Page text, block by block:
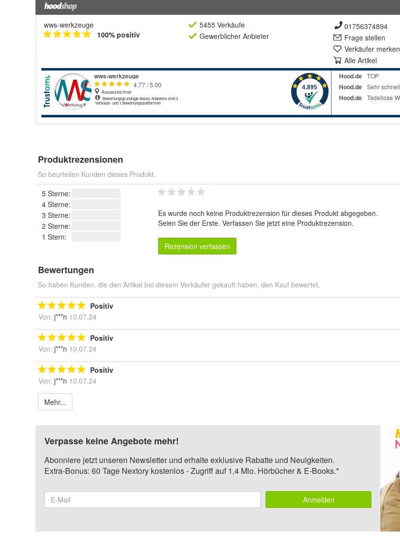
wws-werkzeuge
100% positiv
5455 Verkäufe
Gewerblicher Anbieter
01756374894
Frage stellen
Verkäufer merken
Alle Artikel
Produktrezensionen
So beurteilen Kunden dieses Produkt.
5 Sterne:
4 Sterne:
3 Sterne:
2 Sterne:
1 Stern:
Es wurde noch keine Produktrezension für dieses Produkt abgegeben.
Seien Sie der Erste. Verfassen Sie jetzt eine Produktrezension.
Rezension verfassen
Bewertungen
So haben Kunden, die den Artikel bei diesem Verkäufer gekauft haben, den Kauf bewertet.
Positiv
Von: j***n 10.07.24
Positiv
Von: j***n 10.07.24
Positiv
Von: j***n 10.07.24
Mehr...
Verpasse keine Angebote mehr!
Abonniere jetzt unseren Newsletter und erhalte exklusive Rabatte und Neuigkeiten.
Extra-Bonus: 60 Tage Nextory kostenlos - Zugriff auf 1,4 Mio. Hörbücher & E-Books.*
Anmelden